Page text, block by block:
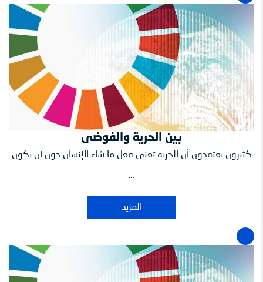
بين الحرية والفوضى
كثيرون يعتقدون أن الحرية تعني فعل ما شاء الإنسان دون أن يكون
…
المزيد